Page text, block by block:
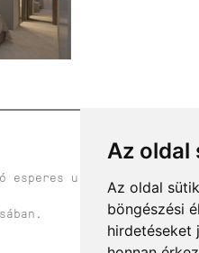
Az oldal
Az oldal
böngészési
hirdetéseket
esperes u. 1. 1.emelet 1.